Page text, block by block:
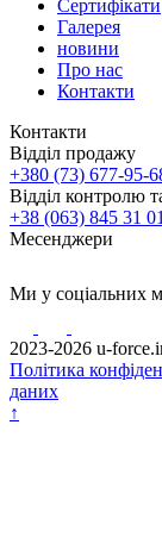
Сертифікати
Галерея
новини
Про нас
Контакти
Контакти
Відділ продажу
+380 (73) 677-95-
Відділ контролю
+38 (063) 845 31 01
Месенджери
Ми у соціальних
2023-2026 u-
Політика
даних
↑